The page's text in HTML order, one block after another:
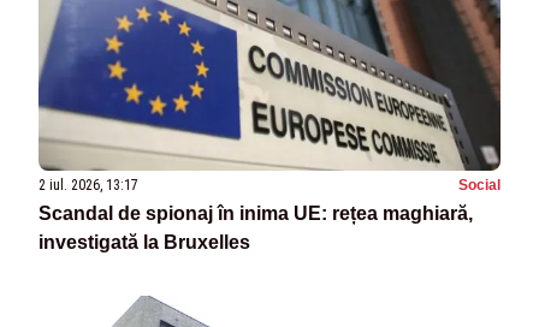
2 iul. 2026, 13:17 Social
Scandal de spionaj în inima UE: rețea maghiară,
investigată la Bruxelles